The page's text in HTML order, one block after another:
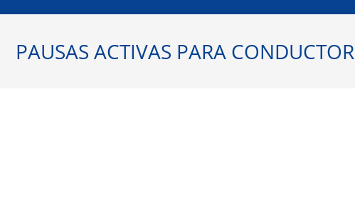
PAUSAS ACTIVAS PARA